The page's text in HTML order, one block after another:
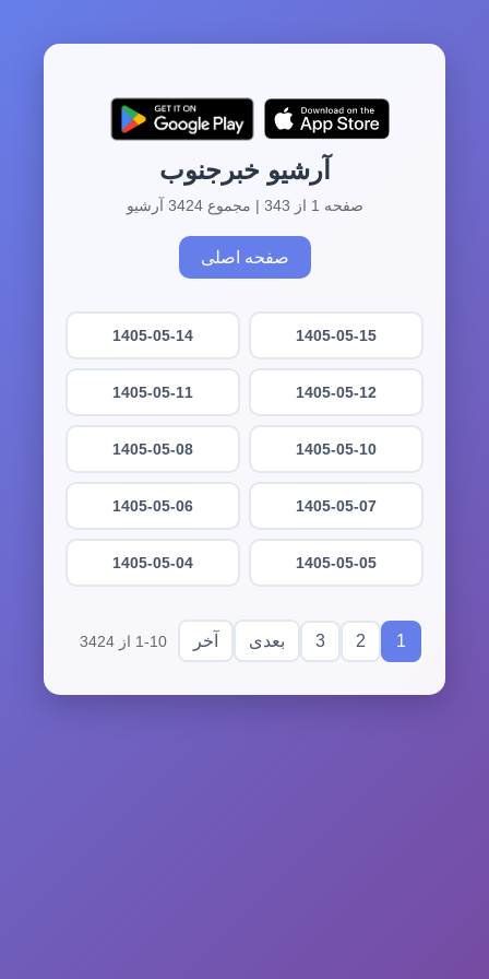
آرشیو خبرجنوب
صفحه 1 از 343 | مجموع 3424 آرشیو
صفحه اصلی
1405-05-15
1405-05-14
1405-05-12
1405-05-11
1405-05-10
1405-05-08
1405-05-07
1405-05-06
1405-05-05
1405-05-04
1
2
3 بعدی آخر 1-10 از 3424